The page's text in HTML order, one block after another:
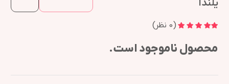
یلندا
(
0 نظر)
محصول ناموجود است.